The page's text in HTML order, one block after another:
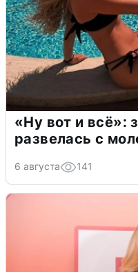
«Ну вот и всё»:
развелась с
6 августа 141